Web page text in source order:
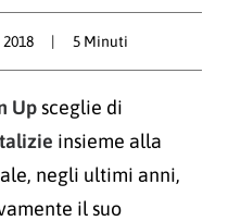
| 5 Minuti
Upsceglie di
insieme alla
negli ultimi anni,
il suo